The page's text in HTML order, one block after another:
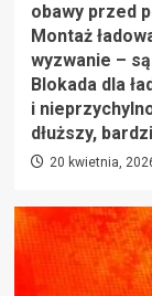
obawy przed
Montaż
wyzwanie –
Blokada dla
i
dłuższy,
20 kwietnia,